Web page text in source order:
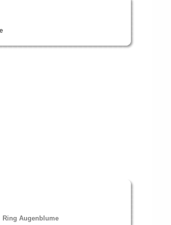
Ring Augenblume